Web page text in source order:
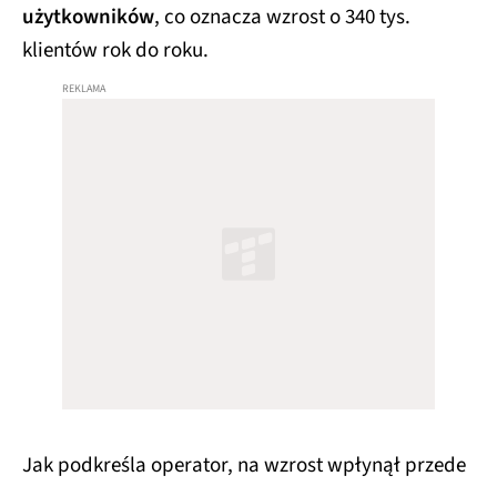
użytkowników, co oznacza wzrost o 340 tys.
klientów rok do roku.
Jak podkreśla operator, na wzrost wpłynął przede